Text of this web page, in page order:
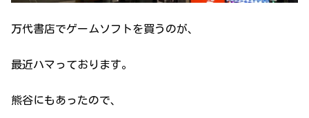
万代書店でゲームソフトを買うのが、
最近ハマっております。
熊谷にもあったので、